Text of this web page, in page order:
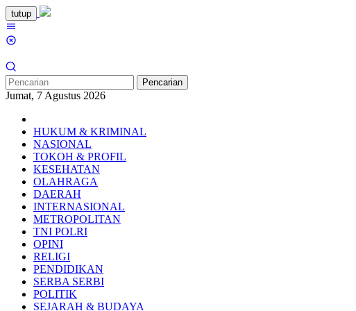
Loncat
ke
konten
tutup
Pencarian
Jumat, 7 Agustus 2026
HUKUM & KRIMINAL
NASIONAL
TOKOH & PROFIL
KESEHATAN
OLAHRAGA
DAERAH
INTERNASIONAL
METROPOLITAN
TNI POLRI
OPINI
RELIGI
PENDIDIKAN
SERBA SERBI
POLITIK
SEJARAH & BUDAYA